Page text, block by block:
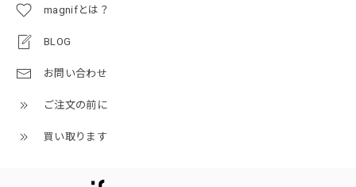
magnifとは？
BLOG
お問い合わせ
ご注文の前に
買い取ります